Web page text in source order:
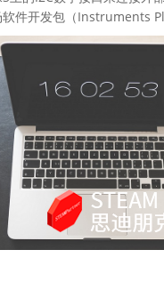
件开发包（Instruments